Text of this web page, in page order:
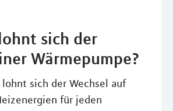
sich der
Wärmepumpe?
sich der Wechsel auf
für jeden